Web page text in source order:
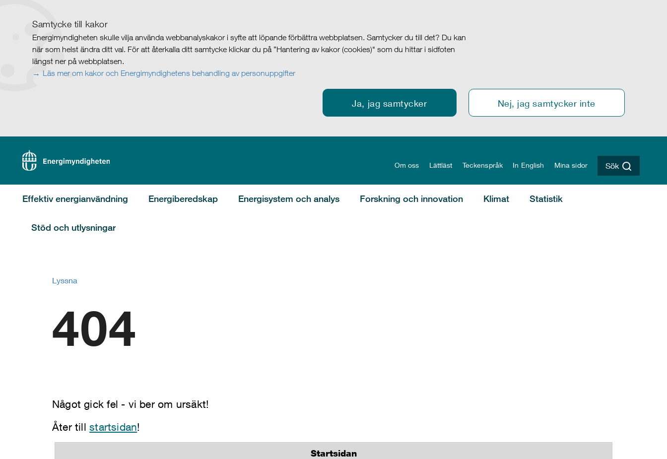
Samtycke till kakor
Energimyndigheten skulle vilja använda webbanalyskakor i syfte att löpande förbättra webbplatsen. Samtycker du till det? Du kan
när som helst ändra ditt val. För att återkalla ditt samtycke klickar du på ”Hantering av kakor (cookies)" som du hittar i sidfoten
längst ner på webbplatsen.
Läs mer om kakor och Energimyndighetens behandling av personuppgifter
Ja, jag samtycker Nej, jag samtycker inte
Om oss Lättläst Teckenspråk In English Mina sidor Sök
Effektiv energianvändning Energiberedskap Energisystem och analys Forskning och innovation Klimat Statistik
Stöd och utlysningar
Lyssna
404
Något gick fel - vi ber om ursäkt!
Åter tillstartsidan!
Startsidan